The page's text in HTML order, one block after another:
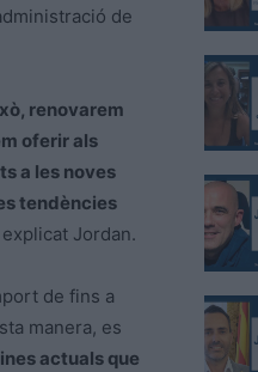
de
renovarem
oferir als
a les noves
tendències
explicat Jordan.
de fins a
manera, es
actuals que